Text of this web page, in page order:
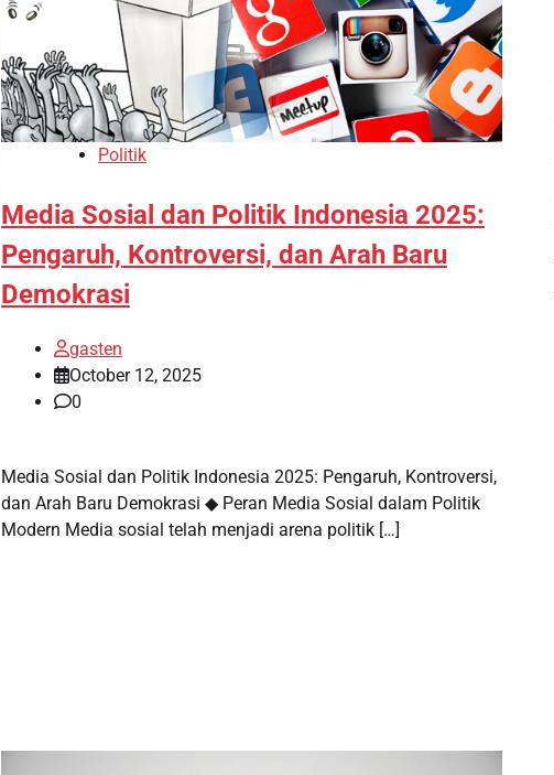
Politik
Media Sosial dan Politik Indonesia 2025:
Pengaruh, Kontroversi, dan Arah Baru
Demokrasi
gasten
October 12, 2025
0
Media Sosial dan Politik Indonesia 2025: Pengaruh, Kontroversi,
dan Arah Baru Demokrasi ◆ Peran Media Sosial dalam Politik
Modern Media sosial telah menjadi arena politik […]